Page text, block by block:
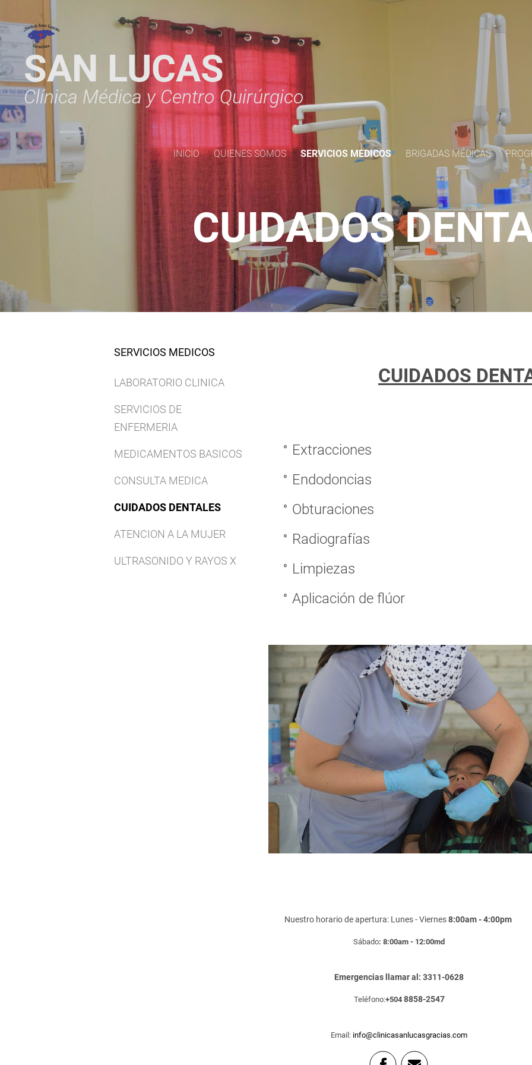
SAN LUCAS
Clínica Médica y Centro Quirúrgico
INICIO QUIENES SOMOS SERVICIOS MEDICOS BRIGADAS MÉDICAS
CUIDADOS
SERVICIOS MEDICOS
LABORATORIO CLINICA
SERVICIOS DE
ENFERMERIA
MEDICAMENTOS BASICOS
CONSULTA MEDICA
CUIDADOS DENTALES
ATENCION A LA MUJER
ULTRASONIDO Y RAYOS X
CUIDADOS
Extracciones
Endodoncias
Obturaciones
Radiografías
Limpiezas
Aplicación de flúor
Nuestro horario de apertura: Lunes - Viernes8:00am - 4:00pm
Sábado: 8:00am - 12:00md
Emergencias llamar al: 3311-0628
Teléfono:+5048858-2547
Email: info@clinicasanlucasgracias.com